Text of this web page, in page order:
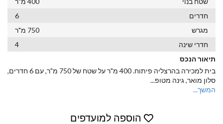
חדרים
6
מגרש
750 מ"ר
חדרי שינה
4
תיאור הנכס
בית למכירה בהרצליה פיתוח. 400 מ"ר על שטח של 750 מ"ר, עם 6 חדרים,
סלון מואר, גינה מטופ...
המשך...
הוספה למועדפים